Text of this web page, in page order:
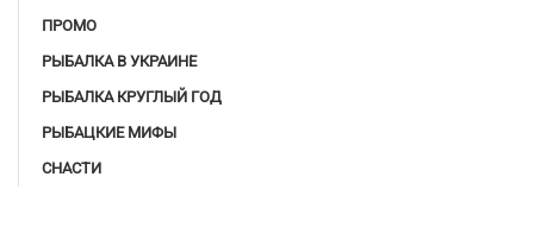
ПРОМО
РЫБАЛКА В УКРАИНЕ
РЫБАЛКА КРУГЛЫЙ ГОД
РЫБАЦКИЕ МИФЫ
СНАСТИ